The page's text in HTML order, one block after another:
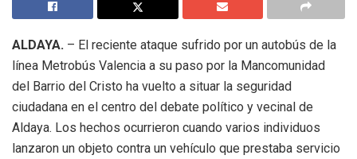
ALDAYA. – El reciente ataque sufrido por un autobús de la
línea Metrobús Valencia a su paso por la Mancomunidad
del Barrio del Cristo ha vuelto a situar la seguridad
ciudadana en el centro del debate político y vecinal de
Aldaya. Los hechos ocurrieron cuando varios individuos
lanzaron un objeto contra un vehículo que prestaba servicio